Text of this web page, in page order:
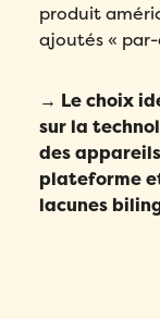
produit
ajoutés « par-
→ Le choix
sur la
des
plateforme
lacunes